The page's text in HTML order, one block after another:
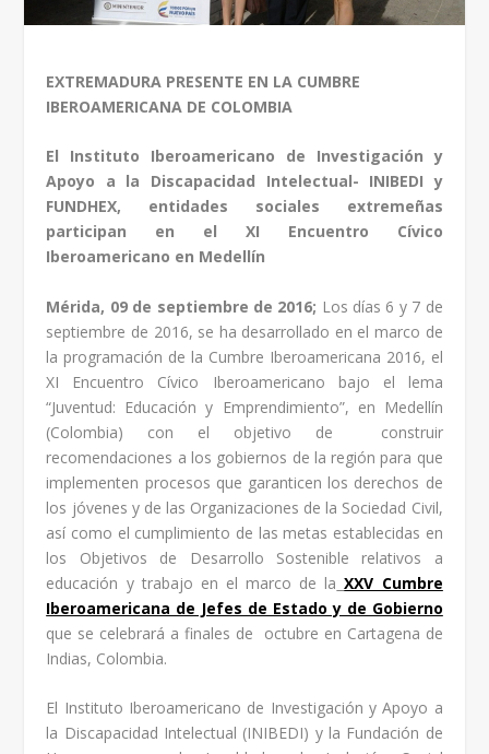
EXTREMADURA PRESENTE EN LA CUMBRE
IBEROAMERICANA DE COLOMBIA
El Instituto Iberoamericano de Investigación y
Apoyo a la Discapacidad Intelectual- INIBEDI y
FUNDHEX, entidades sociales extremeñas
participan en el XI Encuentro Cívico
Iberoamericano en Medellín
Mérida, 09 de septiembre de 2016; Los días 6 y 7 de
septiembre de 2016, se ha desarrollado en el marco de
la programación de la Cumbre Iberoamericana 2016, el
XI Encuentro Cívico Iberoamericano bajo el lema
“Juventud: Educación y Emprendimiento”, en Medellín
(Colombia) con el objetivo de construir
recomendaciones a los gobiernos de la región para que
implementen procesos que garanticen los derechos de
los jóvenes y de las Organizaciones de la Sociedad Civil,
así como el cumplimiento de las metas establecidas en
los Objetivos de Desarrollo Sostenible relativos a
educación y trabajo en el marco de la XXV Cumbre
Iberoamericana de Jefes de Estado y de Gobierno
que se celebrará a finales de octubre en Cartagena de
Indias, Colombia.
El Instituto Iberoamericano de Investigación y Apoyo a
la Discapacidad Intelectual (INIBEDI) y la Fundación de